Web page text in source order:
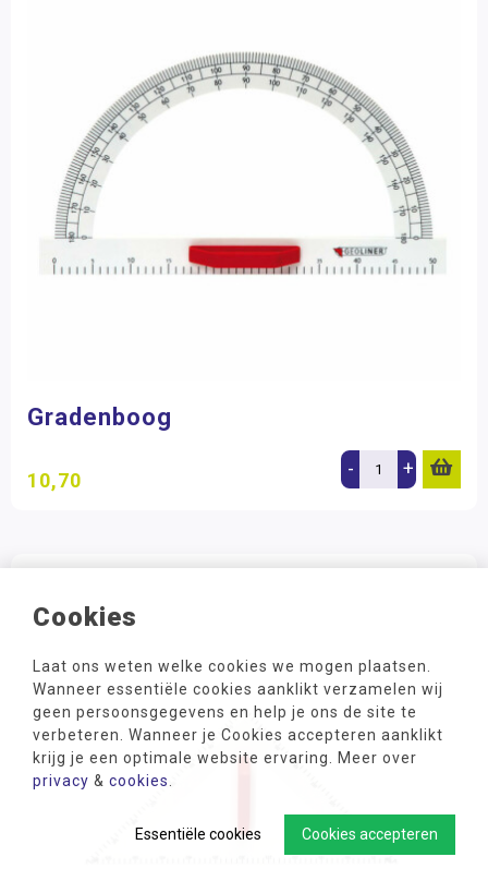
Cookies
Laat ons weten welke cookies we mogen plaatsen.
Wanneer essentiële cookies aanklikt verzamelen wij
geen persoonsgegevens en help je ons de site te
verbeteren. Wanneer je Cookies accepteren aanklikt
krijg je een optimale website ervaring. Meer over
privacy & cookies
Cookies accepteren
Essentiële cookies
Gradenboog
10,70 - +